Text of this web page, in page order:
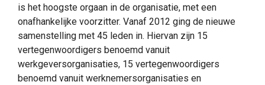
is het hoogste orgaan in de organisatie, met een
onafhankelijke voorzitter. Vanaf 2012 ging de nieuwe
samenstelling met 45 leden in. Hiervan zijn 15
vertegenwoordigers benoemd vanuit
werkgeversorganisaties, 15 vertegenwoordigers
benoemd vanuit werknemersorganisaties en